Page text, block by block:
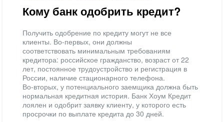
Кому банк одобрить кредит?
Получить одобрение по кредиту могут не все
клиенты. Во-первых, они должны
соответствовать минимальным требованиям
кредитора: российское гражданство, возраст от 22
лет, постоянное трудоустройство и регистрация в
России, наличие стационарного телефона.
Во-вторых, у потенциального заемщика должна быть
нормальная кредитная история. Банк Хоум Кредит
лоялен и одобрит заявку клиенту, у которого есть
просрочки по выплате кредита до 30 дней.